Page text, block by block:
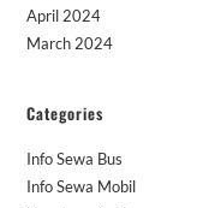
April 2024
March 2024
Categories
Info Sewa Bus
Info Sewa Mobil